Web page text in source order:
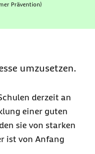
Prävention)
umzusetzen.
derzeit an
einer guten
sie von starken
ist von Anfang